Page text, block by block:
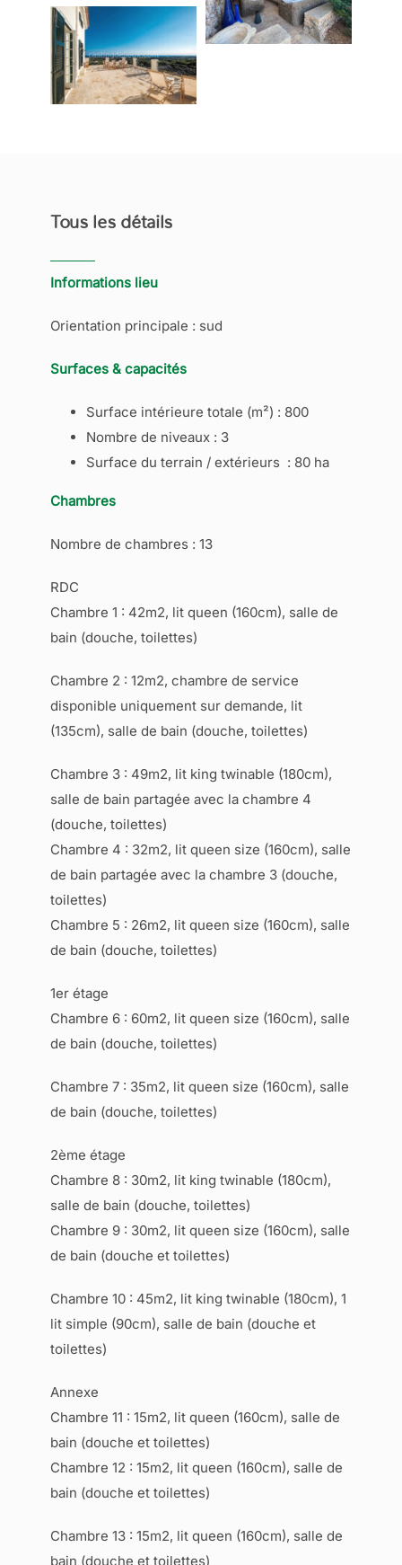
Tous les détails
Informations lieu
Orientation principale : sud
Surfaces & capacités
Surface intérieure totale (m²) : 800
Nombre de niveaux : 3
Surface du terrain / extérieurs : 80 ha
Chambres
Nombre de chambres : 13
RDC
Chambre 1 : 42m2, lit queen (160cm), salle de
bain (douche, toilettes)
Chambre 2 : 12m2, chambre de service
disponible uniquement sur demande, lit
(135cm), salle de bain (douche, toilettes)
Chambre 3 : 49m2, lit king twinable (180cm),
salle de bain partagée avec la chambre 4
(douche, toilettes)
Chambre 4 : 32m2, lit queen size (160cm), salle
de bain partagée avec la chambre 3 (douche,
toilettes)
Chambre 5 : 26m2, lit queen size (160cm), salle
de bain (douche, toilettes)
1er étage
Chambre 6 : 60m2, lit queen size (160cm), salle
de bain (douche, toilettes)
Chambre 7 : 35m2, lit queen size (160cm), salle
de bain (douche, toilettes)
2ème étage
Chambre 8 : 30m2, lit king twinable (180cm),
salle de bain (douche, toilettes)
Chambre 9 : 30m2, lit queen size (160cm), salle
de bain (douche et toilettes)
Chambre 10 : 45m2, lit king twinable (180cm), 1
lit simple (90cm), salle de bain (douche et
toilettes)
Annexe
Chambre 11 : 15m2, lit queen (160cm), salle de
bain (douche et toilettes)
Chambre 12 : 15m2, lit queen (160cm), salle de
bain (douche et toilettes)
Chambre 13 : 15m2, lit queen (160cm), salle de
bain (douche et toilettes)